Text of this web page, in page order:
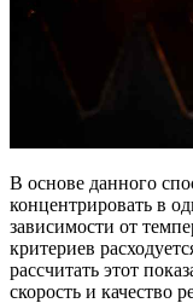
В основе данного
концентрировать в
зависимости от
критериев
рассчитать этот
скорость и качество